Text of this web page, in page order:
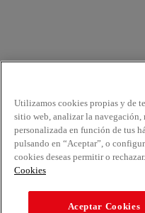
Utilizamos cookies propias y de
sitio web, analizar la
personalizada en función de tus
pulsando en “Aceptar”, o
cookies deseas permitir o
Cookies
Aceptar Cookies